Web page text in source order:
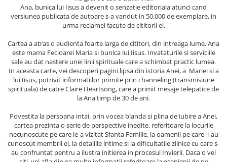
Masaj
MedConnect
Medicina Pentru Toti
SealfHealing
Sport
Terapii Alternative
AudioBook
Beletristica
Biografii, Memorii, Jurnale
Ana, bunica lui Iisus a devenit o senzatie editoriala atunci cand
versiunea publicata de autoare s-a vandut in 50.000 de exemplare, in
urma reclamei facute de cititorii ei.
Cartea a atras o audienta foarte larga de cititori, din intreaga lume. Ana
este mama Fecioarei Maria si bunica lui Iisus. Invataturile si serviciile
sale au dat nastere unei linii spirituale care a schimbat practic lumea.
In aceasta carte, vei descoperi pagini lipsa din istoria Anei, a Mariei si a
lui Iisus, potrivit informatiilor primite prin channeling (transmisiune
spirituala) de catre Claire Heartsong, care a primit mesaje telepatice de
la Ana timp de 30 de ani.
Povestita la persoana intai, prin vocea blanda si plina de iubire a Anei,
cartea prezinta o serie de perspective inedite, referitoare la locurile
necunoscute pe care le-a vizitat Sfanta Familie, la oamenii pe care i-au
cunoscut membrii ei, la detaliile intime si la dificultatile zilnice cu care s-
au confruntat pentru a ilustra initierea in procesul Invierii. Daca o vei